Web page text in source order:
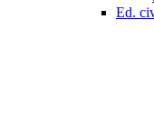
Ed.